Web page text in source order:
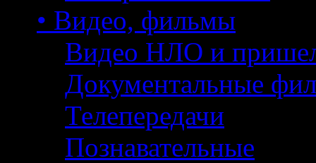
• Видео, фильмы
Видео НЛО и
Документальные
Телепередачи
Познавательные